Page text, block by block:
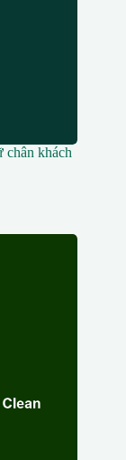
chân khách